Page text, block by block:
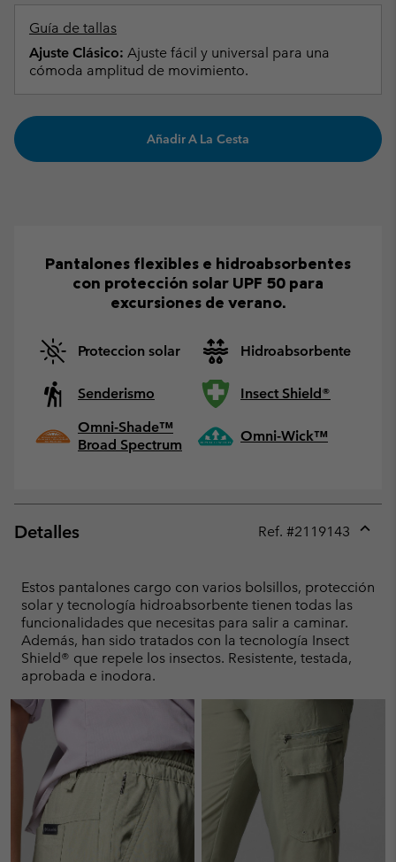
Guía de tallas
Ajuste Clásico: Ajuste fácil y universal para una
cómoda amplitud de movimiento.
Añadir A La Cesta
Pantalones flexibles e hidroabsorbentes
con protección solar UPF 50 para
excursiones de verano.
Proteccion solar Hidroabsorbente
Senderismo
Insect Shield®
Omni-Shade™
Broad Spectrum
Omni-Wick™
Detalles Ref. #2119143
Estos pantalones cargo con varios bolsillos, protección
solar y tecnología hidroabsorbente tienen todas las
funcionalidades que necesitas para salir a caminar.
Además, han sido tratados con la tecnología Insect
Shield® que repele los insectos. Resistente, testada,
aprobada e inodora.